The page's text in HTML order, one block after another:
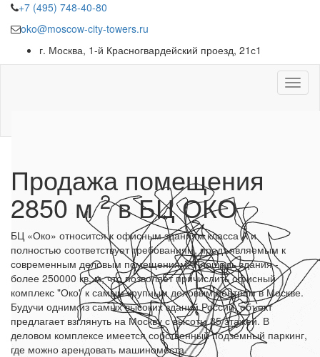
+7 (495) 748-40-80
oko@moscow-city-towers.ru
г. Москва, 1-й Красногвардейский проезд, 21с1
Продажа помещения
2850 м2в БЦОКО
БЦ «Око» относится к офисным зданиям класса А и
полностью соответствует требованиям, предъявляемым к
современным деловым помещениям. Площадь здания -
более 250000 кв. м, что позволяет причислить офисный
комплекс "Око" к самым крупным деловым центрам в Москве.
Будучи одним из самых высоких зданий России, объект
предлагает взглянуть на Москву с высоты 85 этажей. В
деловом комплексе имеется собственный подземный паркинг,
где можно арендовать машиноместа.